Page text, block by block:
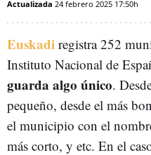
Actualizada 24 febrero 2025 17:50h
Euskadi registra 252
Instituto Nacional de
guarda algo único.
pequeño, desde el más
el municipio con el
más corto, y etc. En el